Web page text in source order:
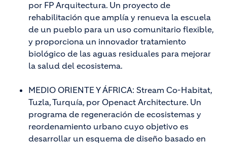
por FP Arquitectura. Un proyecto de
rehabilitación que amplía y renueva la escuela
de un pueblo para un uso comunitario flexible,
y proporciona un innovador tratamiento
biológico de las aguas residuales para mejorar
la salud del ecosistema.
MEDIO ORIENTE Y ÁFRICA: Stream Co-Habitat,
Tuzla, Turquía, por Openact Architecture. Un
programa de regeneración de ecosistemas y
reordenamiento urbano cuyo objetivo es
desarrollar un esquema de diseño basado en